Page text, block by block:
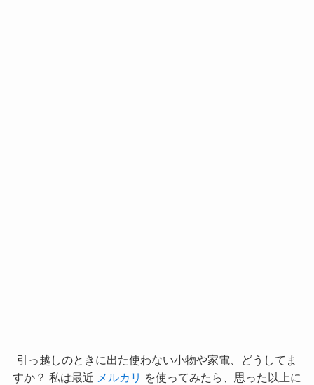
引っ越しのときに出た使わない小物や家電、どうしてま
すか？ 私は最近 メルカリ を使ってみたら、思った以上に